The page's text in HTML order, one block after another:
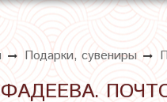
Подарки, сувениры